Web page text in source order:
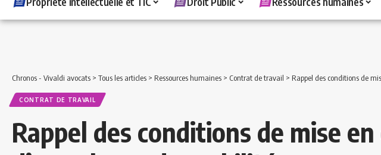
Chronos - Vivaldi avocats > Tous les articles > Ressources humaines > Contrat de travail > Rappel des conditions de mise en
CONTRAT DE TRAVAIL
Rappel des conditions de mise